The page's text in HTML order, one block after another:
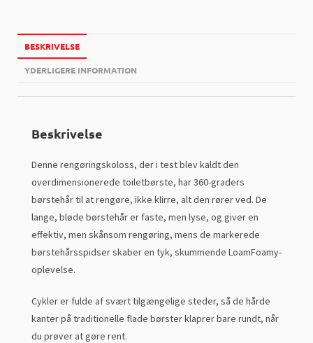
BESKRIVELSE
YDERLIGERE INFORMATION
Beskrivelse
Denne rengøringskoloss, der i test blev kaldt den
overdimensionerede toiletbørste, har 360-graders
børstehår til at rengøre, ikke klirre, alt den rører ved. De
lange, bløde børstehår er faste, men lyse, og giver en
effektiv, men skånsom rengøring, mens de markerede
børstehårsspidser skaber en tyk, skummende LoamFoamy-
oplevelse.
Cykler er fulde af svært tilgængelige steder, så de hårde
kanter på traditionelle flade børster klaprer bare rundt, når
du prøver at gøre rent.